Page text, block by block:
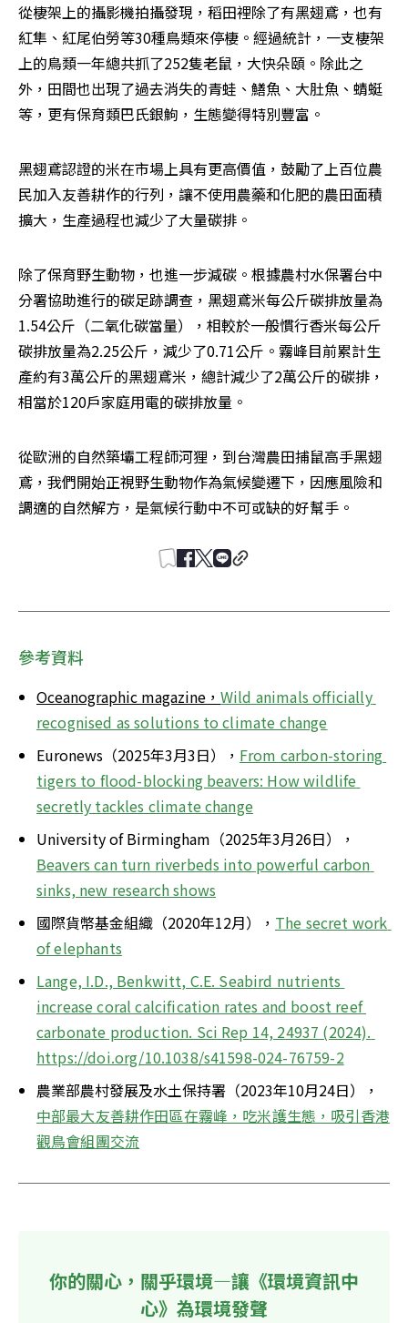
從棲架上的攝影機拍攝發現，稻田裡除了有黑翅鳶，也有
紅隼、紅尾伯勞等30種鳥類來停棲。經過統計，一支棲架
上的鳥類一年總共抓了252隻老鼠，大快朵頤。除此之
外，田間也出現了過去消失的青蛙、鱔魚、大肚魚、蜻蜓
等，更有保育類巴氏銀鮈，生態變得特別豐富。
黑翅鳶認證的米在市場上具有更高價值，鼓勵了上百位農
民加入友善耕作的行列，讓不使用農藥和化肥的農田面積
擴大，生產過程也減少了大量碳排。
除了保育野生動物，也進一步減碳。根據農村水保署台中
分署協助進行的碳足跡調查，黑翅鳶米每公斤碳排放量為
1.54公斤（二氧化碳當量），相較於一般慣行香米每公斤
碳排放量為2.25公斤，減少了0.71公斤。霧峰目前累計生
產約有3萬公斤的黑翅鳶米，總計減少了2萬公斤的碳排，
相當於120戶家庭用電的碳排放量。
從歐洲的自然築壩工程師河狸，到台灣農田捕鼠高手黑翅
鳶，我們開始正視野生動物作為氣候變遷下，因應風險和
調適的自然解方，是氣候行動中不可或缺的好幫手。
參考資料
Oceanographic magazine， Wild animals officially
recognised as solutions to climate change
Euronews（2025年3月3日）， From carbon-storing
tigers to flood-blocking beavers: How wildlife
secretly tackles climate change
University of Birmingham（2025年3月26日），
Beavers can turn riverbeds into powerful carbon
sinks, new research shows
國際貨幣基金組織（2020年12月）， The secret work
of elephants
Lange, I.D., Benkwitt, C.E. Seabird nutrients
increase coral calcification rates and boost reef
carbonate production. Sci Rep 14, 24937 (2024).
https://doi.org/10.1038/s41598-024-76759-2
農業部農村發展及水土保持署（2023年10月24日），
中部最大友善耕作田區在霧峰，吃米護生態，吸引香港
觀鳥會組團交流
你的關心，關乎環境—讓《環境資訊中
心》為環境發聲